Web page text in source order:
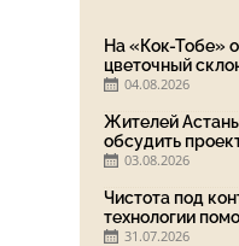
На «Кок-Тобе»
цветочный
04.08.2026
Жителей
обсудить
03.08.2026
Чистота под
технологии
31.07.2026